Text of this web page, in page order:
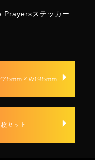
Prayersステッカー
セット